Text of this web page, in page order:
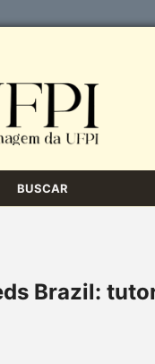
BUSCAR
Brazil: